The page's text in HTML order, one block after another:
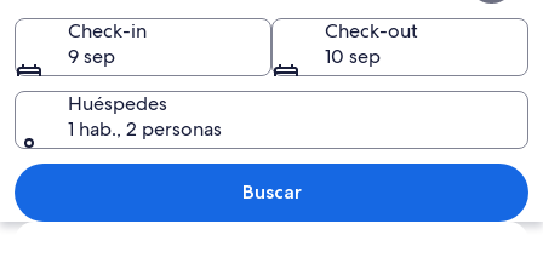
Un hidroavión rojo con el número de
Check-in
9 sep
Check-out
10 sep
Huéspedes
1 hab., 2 personas
Buscar
Explorar mapa